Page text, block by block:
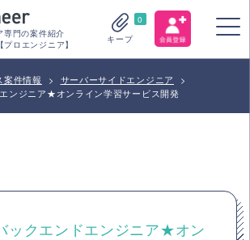
専門の案件紹介
ロエンジニア】
0
キープ
案件情報 > サーバーサイドエンジニア
>
ンジニア★オンライン学習サービス開発
ックエンドエンジニア★オン